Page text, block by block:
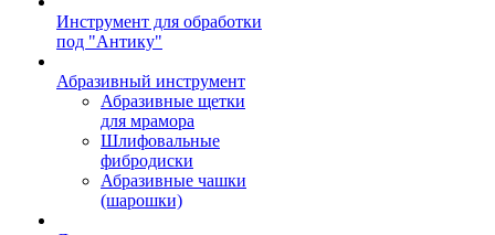
Инструмент для обработки
под "Антику"
Абразивный инструмент
Абразивные щетки
для мрамора
Шлифовальные
фибродиски
Абразивные чашки
(шарошки)